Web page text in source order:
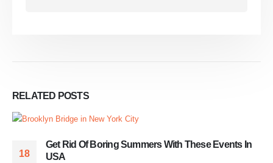
RELATED POSTS
18
Get Rid Of Boring Summers With These Events In
USA